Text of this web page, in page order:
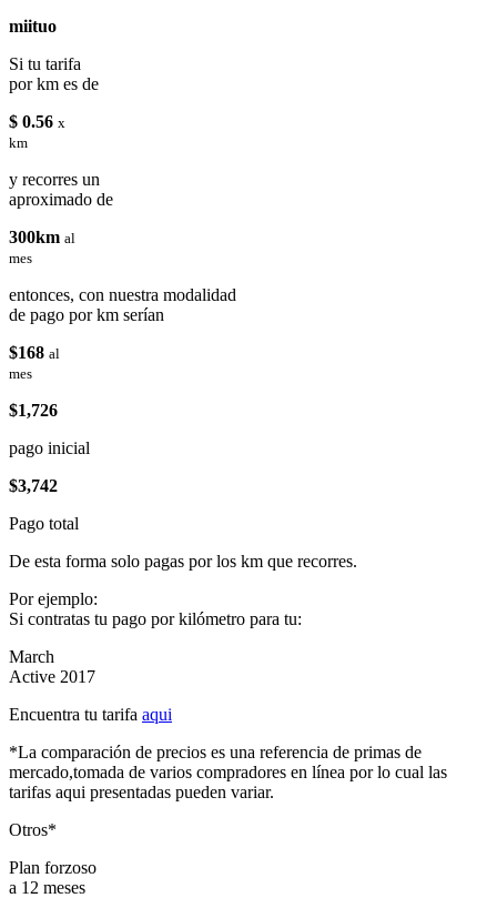
miituo
Si tu tarifa
por km es de
$ 0.56 x
km
y recorres un
aproximado de
300km al
mes
entonces, con nuestra modalidad
de pago por km serían
$168 al
mes
$1,726
pago inicial
$3,742
Pago total
De esta forma solo pagas por los km que recorres.
Por ejemplo:
Si contratas tu pago por kilómetro para tu:
March
Active 2017
Encuentra tu tarifa aqui
*La comparación de precios es una referencia de primas de
mercado,tomada de varios compradores en línea por lo cual las
tarifas aqui presentadas pueden variar.
Otros*
Plan forzoso
a 12 meses